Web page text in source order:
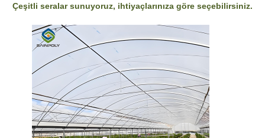
Çeşitli seralar sunuyoruz, ihtiyaçlarınıza göre seçebilirsiniz.